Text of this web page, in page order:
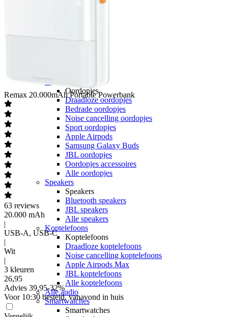
hollandsnieuwe
Youfone
Oordopjes
Oordopjes
Draadloze oordopjes
Bedrade oordopjes
Noise cancelling oordopjes
Sport oordopjes
Apple Airpods
Samsung Galaxy Buds
JBL oordopjes
Oordopjes accessoires
Alle oordopjes
Speakers
Speakers
Bluetooth speakers
JBL speakers
Alle speakers
Koptelefoons
Koptelefoons
Draadloze koptelefoons
Noise cancelling koptelefoons
Apple Airpods Max
JBL koptelefoons
Alle koptelefoons
Alle audio
Smartwatches
Smartwatches
Remax 20.000mAh Portable Powerbank
63 reviews
20.000 mAh
|
USB-A, USB-C
|
Wit
|
3 kleuren
26,95
Advies 39,95-32%
Voor 10:30 besteld, vanavond in huis